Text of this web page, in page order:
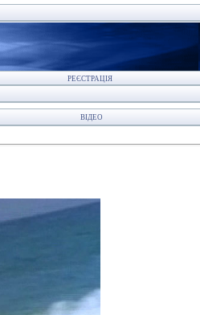
РЕЄСТРАЦІЯ
ВІДЕО